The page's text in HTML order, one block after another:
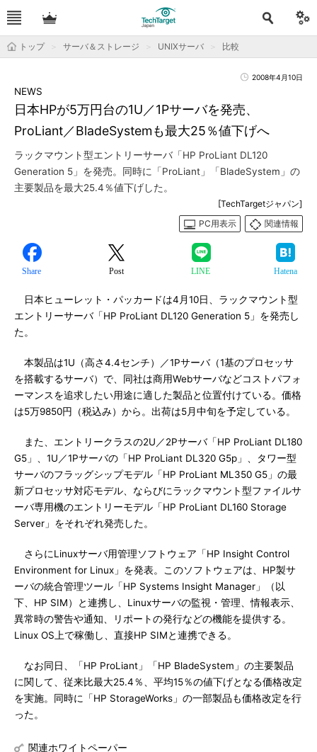
トップ サーバ＆ストレージ UNIXサーバ 比較
2008年4月10日
日本HPが5万円台の1U／1Pサーバを発売、
ProLiant／BladeSystemも最大25％値下げへ
NEWS
ラックマウント型エントリーサーバ「HP ProLiant DL120
Generation 5」を発売。同時に「ProLiant」「BladeSystem」の
主要製品を最大25.4％値下げした。
[TechTargetジャパン]
PC用表示
関連情報
Share Post LINE Hatena
日本ヒューレット・パッカードは4月10日、ラックマウント型
エントリーサーバ「HP ProLiant DL120 Generation 5」を発売し
た。
本製品は1U（高さ4.4センチ）／1Pサーバ（1基のプロセッサ
を搭載するサーバ）で、同社は商用Webサーバなどコストパフォ
ーマンスを追求したい用途に適した製品と位置付けている。価格
は5万9850円（税込み）から。出荷は5月中旬を予定している。
また、エントリークラスの2U／2Pサーバ「HP ProLiant DL180
G5」、1U／1Pサーバの「HP ProLiant DL320 G5p」、タワー型
サーバのフラッグシップモデル「HP ProLiant ML350 G5」の最
新プロセッサ対応モデル、ならびにラックマウント型ファイルサ
ーバ専用機のエントリーモデル「HP ProLiant DL160 Storage
Server」をそれぞれ発売した。
さらにLinuxサーバ用管理ソフトウェア「HP Insight Control
Environment for Linux」を発表。このソフトウェアは、HP製サ
ーバの統合管理ツール「HP Systems Insight Manager」（以
下、HP SIM）と連携し、Linuxサーバの監視・管理、情報表示、
異常時の警告や通知、リポートの発行などの機能を提供する。
Linux OS上で稼働し、直接HP SIMと連携できる。
なお同日、「HP ProLiant」「HP BladeSystem」の主要製品
に関して、従来比最大25.4％、平均15％の値下げとなる価格改定
を実施。同時に「HP StorageWorks」の一部製品も価格改定を行
った。
関連ホワイトペーパー